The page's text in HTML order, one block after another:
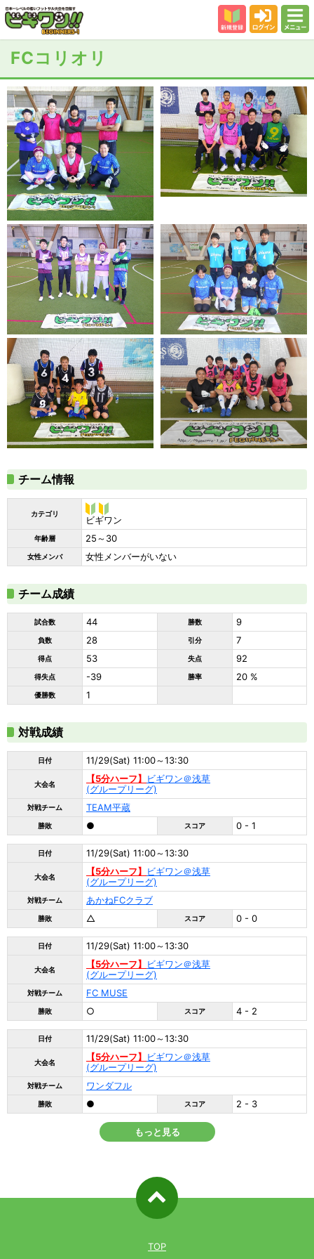
カテゴリー
会場
大会結果
スタッフ紹介
よくある質問
参加者の声
FCコリオリ
チーム情報
カテゴリ
ビギ
ワン
ビギワン
年齢層 25～30
女性メンバ 女性メンバーがいない
チーム成績
試合数 44 勝数 9
負数 28 引分 7
得点 53 失点 92
得失点 -39 勝率 20 %
優勝数 1
対戦成績
日付 11/29(Sat) 11:00～13:30
大会名 【5分ハーフ】
ビギワン＠浅草
(グループリーグ)
対戦チーム TEAM平蔵
勝敗 ● スコア 0 - 1
日付 11/29(Sat) 11:00～13:30
大会名 【5分ハーフ】
ビギワン＠浅草
(グループリーグ)
対戦チーム あかねFCクラブ
勝敗 △ スコア 0 - 0
日付 11/29(Sat) 11:00～13:30
大会名 【5分ハーフ】
ビギワン＠浅草
(グループリーグ)
対戦チーム FC MUSE
勝敗 ○ スコア 4 - 2
日付 11/29(Sat) 11:00～13:30
大会名 【5分ハーフ】
ビギワン＠浅草
(グループリーグ)
対戦チーム ワンダフル
勝敗 ● スコア 2 - 3
もっと見る
TOP